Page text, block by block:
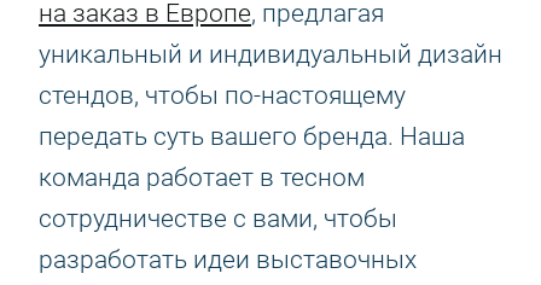
на заказ в Европе, предлагая
уникальный и индивидуальный дизайн
стендов, чтобы по-настоящему
передать суть вашего бренда. Наша
команда работает в тесном
сотрудничестве с вами, чтобы
разработать идеи выставочных